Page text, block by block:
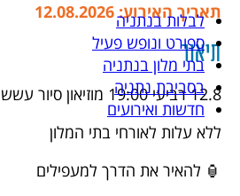
לבלות בנתניה
ספורט ונופש פעיל
בתי מלון בנתניה
בסביבת נתניה
חדשות ואירועים
תאריך האירוע: 12.08.2026
תיאור
12.8 רביעי 19:00 מוזיאון סיור עששיות 25 ש”ח
ללא עלות לאורחי בתי המלון
🏮 להאיר את הדרך למעפילים